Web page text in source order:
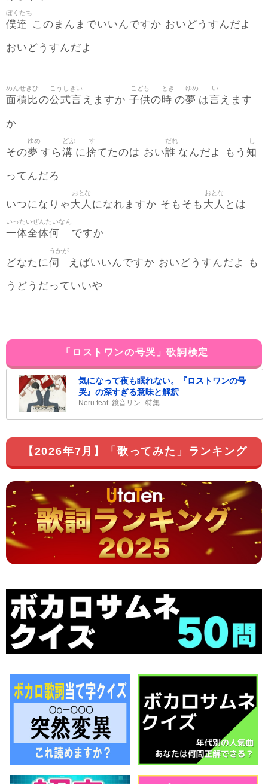
僕達
ぼくたち
このまんまでいいんですか おいどうすんだよ
おいどうすんだよ
面積比
めんせきひ
の公式言
こうしきい
えますか 子供
こども
の時
とき
の夢
ゆめ
は言
い
えます
か
その夢
ゆめ
すら溝
どぶ
に捨
す
てたのは おい誰
だれ
なんだよ もう 知
し
ってんだろ
いつになりゃ 大人
おとな
になれますか そもそも 大人
おとな
とは
一体全体何
いったいぜんたいなん
ですか
どなたに伺
うかが
えばいいんですか おいどうすんだよ も
うどうだっていいや
「ロストワンの号哭」歌詞検定
気になって夜も眠れない。『ロストワンの号
哭』の深すぎる意味と解釈
Neru feat. 鏡音リン 特集
【2026年7月】「歌ってみた」ランキング